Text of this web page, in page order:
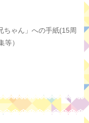
ちゃん」への手紙(15周
等）